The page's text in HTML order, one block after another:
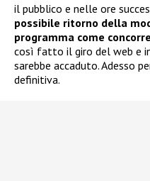
il pubblico e nelle ore
possibile ritorno della
programma come
così fatto il giro del web e
sarebbe accaduto. Adesso
definitiva.